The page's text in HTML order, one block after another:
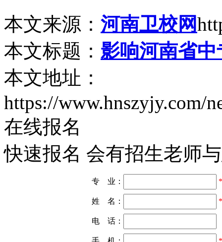
本文来源： 河南卫校网
本文标题： 影响河南省
本文地址：
https://www.hnszyjy.com/
在线报名
快速报名 会有招生老师
专 业： *
姓 名： *
电 话：